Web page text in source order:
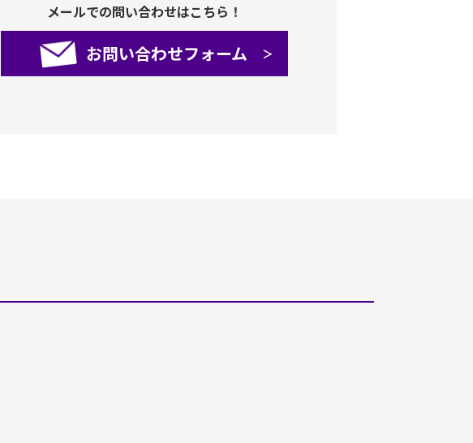
メールでの問い合わせはこちら！
お問い合わせフォーム